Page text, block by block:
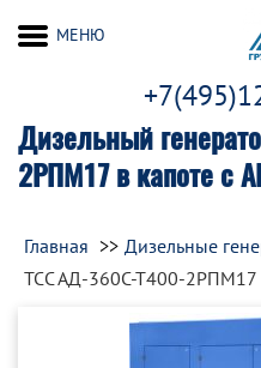
Дизельный
2РПМ17 в капоте с
МЕНЮ
Главная
Дизельные
ТСС АД-360С-Т400-2РПМ17